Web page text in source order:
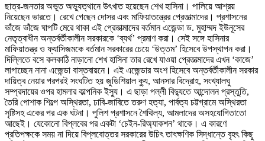
ছাত্র-জনতার অভূত অভ্যুত্থানে উৎখাত হয়েছেন শেখ হাসিনা। পালিয়ে আশ্রয়
নিয়েছেন ভারতে। রেখে গেছেন দোসর এবং মাফিয়াতন্ত্রের প্রেতাত্মাদের। প্রশাসনের
ভাঁজে ভাঁজে ঘাপটি মেরে থাকা এই প্রেতাত্মাদের বর্তমান এজেন্ডা ড. মুহাম্মদ ইউনূসের
নেতৃত্বাধীন অন্তর্বর্তীকালীন সরকারকে ‘ব্যর্থ’ প্রমাণ করা। সেই সঙ্গে হাসিনার
মাফিয়াতন্ত্র ও ফ্যাসিজমকে বর্তমান সরকারের চেয়ে ‘উত্তম’ হিসেবে উপস্থাপন করা।
দিল্লিতে বসে কলকাঠি নাড়ানো শেখ হাসিনা তার রেখে যাওয়া প্রেতাত্মাদের এখন ‘কাজে’
লাগাচ্ছেন নানা এজেন্ডা বাস্তবায়নে। এই এজেন্ডার অংশ হিসেবে অন্তর্বর্তীকালীন সরকার
দায়িত্ব নেয়ার পরপরই সংঘটিত হয় জুডিশিয়াল ক্যু, আনসার বিদ্রোহ, সংখ্যালঘু
সম্প্রদায়ের ওপর হামলার কাল্পনিক ইস্যু। এ ছাড়া পল্লী বিদ্যুতে আন্দোলন প্রস্তুতি,
তৈরি পোশাক শিল্পে অস্থিরতা, ঢাবি-জাবিতে তরুণ হত্যা, পার্বত্য চট্টগ্রামে অস্থিরতা
সৃষ্টিসহ একের পর এক ঘটনা। পুলিশ প্রশাসনে শৈথিল্য, আমলাদের অসহযোগিতাতো
আছেই। যেকোনো বিপ্লবের পর একটা ‘চেইন-রিঅ্যাকশন’ থাকে। এ কারণে
প্রতিপক্ষকে সময় না দিয়ে বিপ্লবোত্তর সরকারের উচিৎ তাৎক্ষণিক সিদ্ধান্তে বৃহৎ কিছু